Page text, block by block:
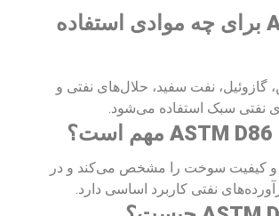
ASTM D86 برای چه موادی استفاده
گازوئیل، نفت سفید، حلال‌های نفتی و
نفتی سبک استفاده می‌شود.
و کیفیت سوخت را مشخص می‌کند و در
نفتی کاربرد اساسی دارد.